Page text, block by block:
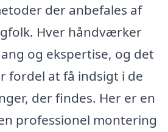
der anbefales af
Hver håndværker
og ekspertise, og det
fordel at få indsigt i de
der findes. Her er en
professionel montering